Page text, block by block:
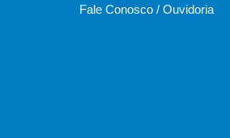
Fale Conosco / Ouvidoria